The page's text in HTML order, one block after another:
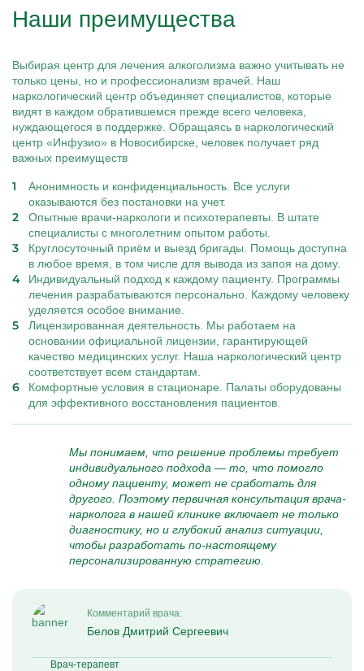
Наши преимущества
Выбирая центр для лечения алкоголизма важно учитывать не
только цены, но и профессионализм врачей. Наш
наркологический центр объединяет специалистов, которые
видят в каждом обратившемся прежде всего человека,
нуждающегося в поддержке. Обращаясь в наркологический
центр «Инфузио» в Новосибирске, человек получает ряд
важных преимуществ
Анонимность и конфиденциальность. Все услуги
оказываются без постановки на учет.
Опытные врачи-наркологи и психотерапевты. В штате
специалисты с многолетним опытом работы.
Круглосуточный приём и выезд бригады. Помощь доступна
в любое время, в том числе для вывода из запоя на дому.
Индивидуальный подход к каждому пациенту. Программы
лечения разрабатываются персонально. Каждому человеку
уделяется особое внимание.
Лицензированная деятельность. Мы работаем на
основании официальной лицензии, гарантирующей
качество медицинских услуг. Наша наркологический центр
соответствует всем стандартам.
Комфортные условия в стационаре. Палаты оборудованы
для эффективного восстановления пациентов.
Мы понимаем, что решение проблемы требует
индивидуального подхода — то, что помогло
одному пациенту, может не сработать для
другого. Поэтому первичная консультация врача-
нарколога в нашей клинике включает не только
диагностику, но и глубокий анализ ситуации,
чтобы разработать по-настоящему
персонализированную стратегию.
Комментарий врача:
Белов Дмитрий Сергеевич
Врач-терапевт